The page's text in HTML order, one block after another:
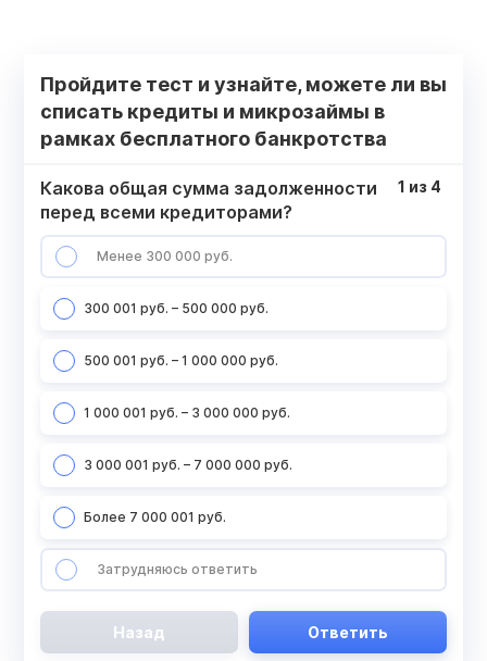
Пройдите тест и узнайте, можете ли вы
списать кредиты и микрозаймы в
рамках бесплатного банкротства
Какова общая сумма задолженности
перед всеми кредиторами?
Менее 300 000 руб.
300 001 руб. – 500 000 руб.
500 001 руб. – 1 000 000 руб.
1 000 001 руб. – 3 000 000 руб.
3 000 001 руб. – 7 000 000 руб.
Более 7 000 001 руб.
Затрудняюсь ответить
1 из 4
Назад Ответить